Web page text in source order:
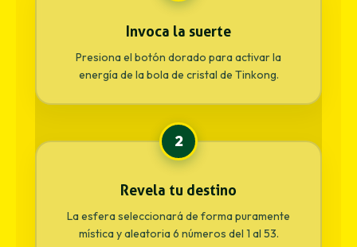
Invoca la suerte
Presiona el botón dorado para activar la
energía de la bola de cristal de Tinkong.
2
Revela tu destino
La esfera seleccionará de forma puramente
mística y aleatoria 6 números del 1 al 53.